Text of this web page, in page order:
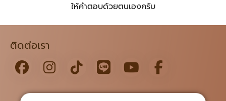
ให้คำตอบด้วยตนเองครับ
ติดต่อเรา